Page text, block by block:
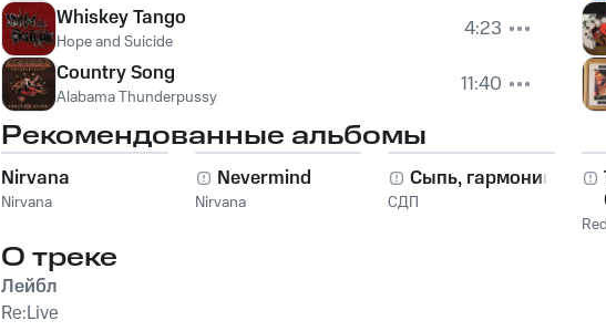
Whiskey Tango
Hope and Suicide
4:23
Country Song
Alabama Thunderpussy 11:40
Рекомендованные альбомы
Nirvana
Nirvana
Nevermind
Nirvana
Сыпь, гармоника!
СДП
О треке
Лейбл
Re:Live